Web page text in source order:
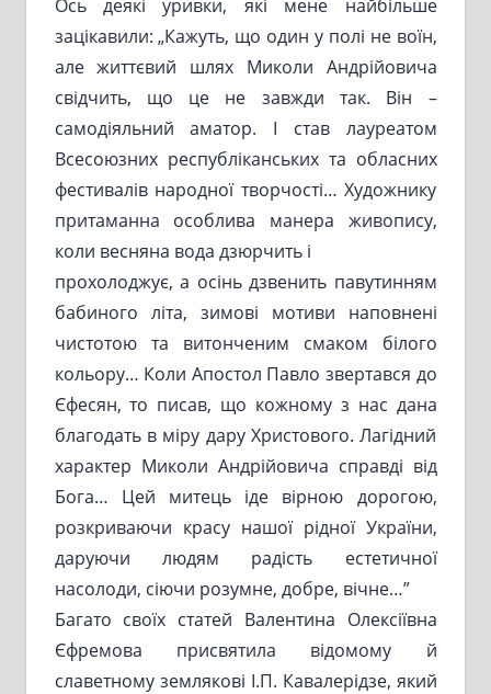
Ось деякі уривки, які мене найбільше
зацікавили: „Кажуть, що один у полі не воїн,
але життєвий шлях Миколи Андрійовича
свідчить, що це не завжди так. Він –
самодіяльний аматор. І став лауреатом
Всесоюзних республіканських та обласних
фестивалів народної творчості… Художнику
притаманна особлива манера живопису,
коли весняна вода дзюрчить і
прохолоджує, а осінь дзвенить павутинням
бабиного літа, зимові мотиви наповнені
чистотою та витонченим смаком білого
кольору… Коли Апостол Павло звертався до
Єфесян, то писав, що кожному з нас дана
благодать в міру дару Христового. Лагідний
характер Миколи Андрійовича справді від
Бога… Цей митець іде вірною дорогою,
розкриваючи красу нашої рідної України,
даруючи людям радість естетичної
насолоди, сіючи розумне, добре, вічне…”
Багато своїх статей Валентина Олексіївна
Єфремова присвятила відомому й
славетному землякові І.П. Кавалерідзе, який